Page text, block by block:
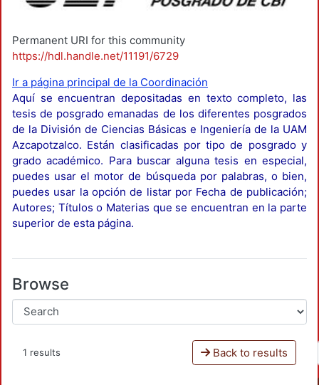
Permanent URI for this community
https://hdl.handle.net/11191/6729
Ir a página principal de la Coordinación
Aquí se encuentran depositadas en texto completo, las
tesis de posgrado emanadas de los diferentes posgrados
de la División de Ciencias Básicas e Ingeniería de la UAM
Azcapotzalco. Están clasificadas por tipo de posgrado y
grado académico. Para buscar alguna tesis en especial,
puedes usar el motor de búsqueda por palabras, o bien,
puedes usar la opción de listar por Fecha de publicación;
Autores; Títulos o Materias que se encuentran en la parte
superior de esta página.
Browse
1 results Back to results